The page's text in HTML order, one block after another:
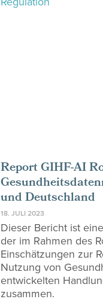
Report GIHF-AI
und Deutschland
18. JULI 2023
Dieser Bericht ist
der im Rahmen des
Einschätzungen zur
Nutzung von
entwickelten
zusammen.